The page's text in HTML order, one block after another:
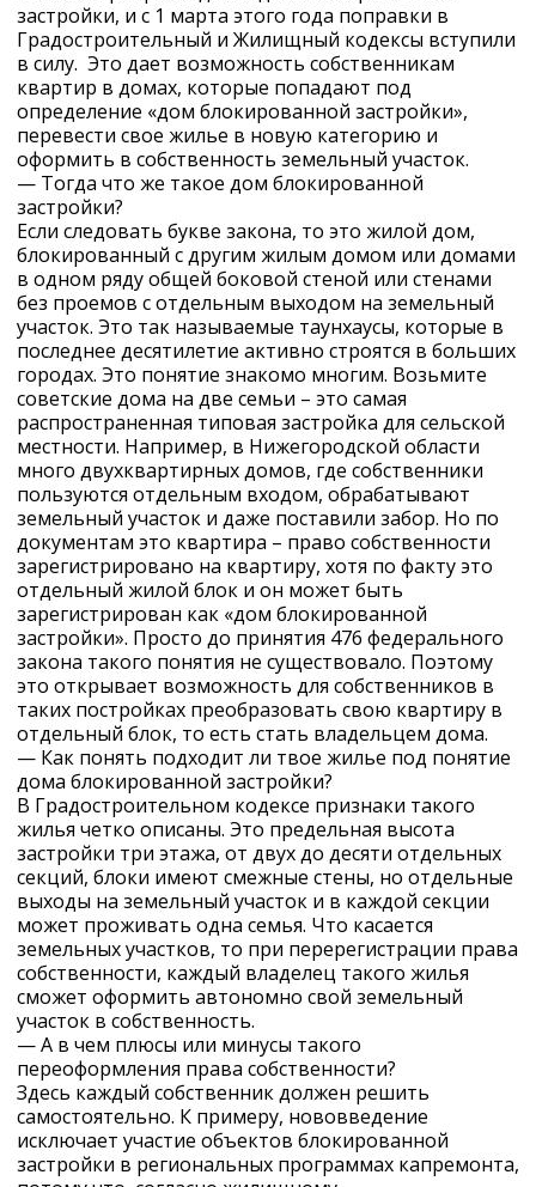
застройки, и с 1 марта этого года поправки в
Градостроительный и Жилищный кодексы вступили
в силу. Это дает возможность собственникам
квартир в домах, которые попадают под
определение «дом блокированной застройки»,
перевести свое жилье в новую категорию и
оформить в собственность земельный участок.
— Тогда что же такое дом блокированной
застройки?
Если следовать букве закона, то это жилой дом,
блокированный с другим жилым домом или домами
в одном ряду общей боковой стеной или стенами
без проемов с отдельным выходом на земельный
участок. Это так называемые таунхаусы, которые в
последнее десятилетие активно строятся в больших
городах. Это понятие знакомо многим. Возьмите
советские дома на две семьи – это самая
распространенная типовая застройка для сельской
местности. Например, в Нижегородской области
много двухквартирных домов, где собственники
пользуются отдельным входом, обрабатывают
земельный участок и даже поставили забор. Но по
документам это квартира – право собственности
зарегистрировано на квартиру, хотя по факту это
отдельный жилой блок и он может быть
зарегистрирован как «дом блокированной
застройки». Просто до принятия 476 федерального
закона такого понятия не существовало. Поэтому
это открывает возможность для собственников в
таких постройках преобразовать свою квартиру в
отдельный блок, то есть стать владельцем дома.
— Как понять подходит ли твое жилье под понятие
дома блокированной застройки?
В Градостроительном кодексе признаки такого
жилья четко описаны. Это предельная высота
застройки три этажа, от двух до десяти отдельных
секций, блоки имеют смежные стены, но отдельные
выходы на земельный участок и в каждой секции
может проживать одна семья. Что касается
земельных участков, то при перерегистрации права
собственности, каждый владелец такого жилья
сможет оформить автономно свой земельный
участок в собственность.
— А в чем плюсы или минусы такого
переоформления права собственности?
Здесь каждый собственник должен решить
самостоятельно. К примеру, нововведение
исключает участие объектов блокированной
застройки в региональных программах капремонта,